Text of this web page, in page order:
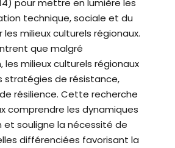
pour mettre en lumière les
technique, sociale et du
milieux culturels régionaux.
que malgré
les milieux culturels régionaux
stratégies de résistance,
résilience. Cette recherche
comprendre les dynamiques
et souligne la nécessité de
différenciées favorisant la